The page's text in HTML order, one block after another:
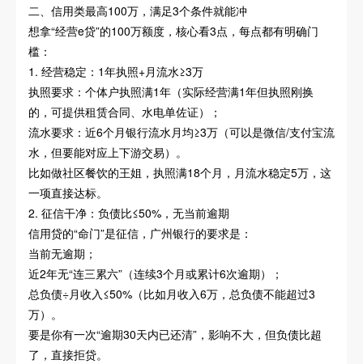
二、信用类最高100万，满足3个条件就能冲
想拿“经营e贷”的100万额度，核心看3点，每点都有明确门
槛：
1. 经营稳定：1年执照+月流水≥3万
执照要求：个体户执照满1年（实际经营满1年但执照刚换
的，可提供租赁合同、水电单佐证）；
流水要求：近6个月银行流水月均≥3万（可以是微信/支付宝流
水，但要能对应上下游交易）。
比如做社区餐饮的王姐，执照满18个月，月流水稳定5万，这
一项直接达标。
2. 征信干净：负债比≤50%，无当前逾期
信用贷的“命门”是征信，广州银行的要求是：
当前无逾期；
近2年无“连三累六”（连续3个月或累计6次逾期）；
总负债÷月收入≤50%（比如月收入6万，总负债不能超过3
万）。
要是你有一次“逾期30天内已还清”，影响不大，但负债比超
了，直接拒贷。